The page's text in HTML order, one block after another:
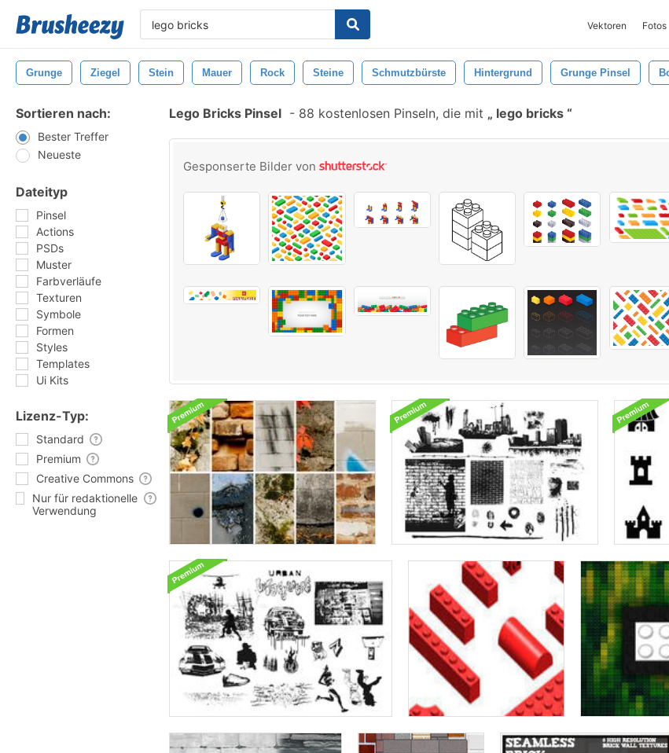
Vektoren Fotos
Grunge Ziegel Stein Mauer Rock Steine Schmutzbürste Hintergrund Grunge Pinsel
Sortieren nach:
Bester Treffer
Neueste
Dateityp
Pinsel
Actions
PSDs
Muster
Farbverläufe
Texturen
Symbole
Formen
Styles
Templates
Ui Kits
Lizenz-Typ:
Standard
Premium
Creative Commons
Nur für redaktionelle
Verwendung
Lego Bricks Pinsel - 88 kostenlosen Pinseln, die mit lego bricks
Gesponserte Bilder von